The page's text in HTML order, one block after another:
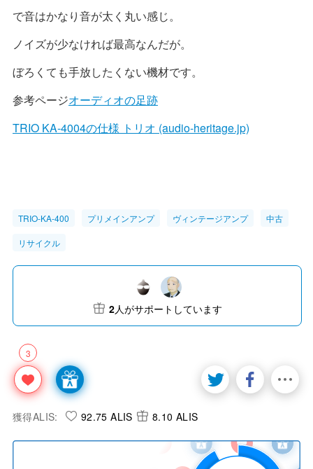
で音はかなり音が太く丸い感じ。
ノイズが少なければ最高なんだが。
ぼろくても手放したくない機材です。
参考ページオーディオの足跡
TRIO KA-4004の仕様 トリオ (audio-heritage.jp)
TRIO-KA-400 プリメインアンプ ヴィンテージアンプ 中古
リサイクル
3
2人がサポートしています
獲得ALIS: 92.75 ALIS 8.10 ALIS